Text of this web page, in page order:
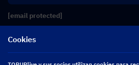
[email protected]
Cookies